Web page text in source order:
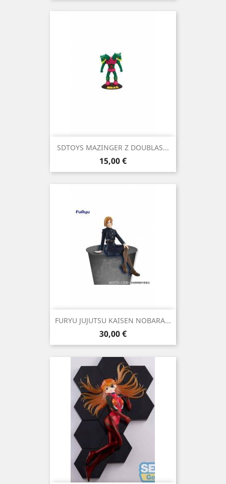
SDTOYS MAZINGER Z DOUBLAS...
Precio
15,00 €
FURYU JUJUTSU KAISEN NOBARA...
Precio
30,00 €